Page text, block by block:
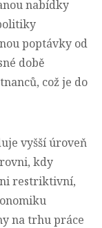
nabídky
poptávky od
době
což je do
vyšší úroveň
kdy
restriktivní,
na trhu práce